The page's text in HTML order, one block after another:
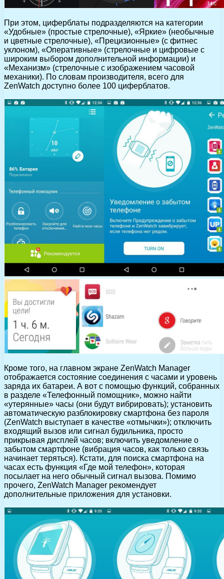
При этом, циферблаты подразделяются на категории
«Удобные» (простые стрелочные), «Яркие» (необычные
и цветные стрелочные), «Прецизионные» (с фитнес
уклоном), «Оперативные» (стрелочные и цифровые с
широким выбором дополнительной информации) и
«Механизм» (стрелочные с изображением часовой
механики). По словам производителя, всего для
ZenWatch доступно более 100 циферблатов.
Кроме того, на главном экране ZenWatch Manager
отображается состояние соединения с часами и уровень
заряда их батареи. А вот с помощью функций, собранных
в разделе «Телефонный помощник», можно найти
«утерянные» часы (они будут вибрировать); установить
автоматическую разблокировку смартфона без пароля
(ZenWatch выступает в качестве «отмычки»); отключить
входящий вызов или сигнал будильника, просто
прикрывая дисплей часов; включить уведомление о
забытом смартфоне (вибрация часов, как только связь
начинает теряться). Кстати, для поиска смартфона на
часах есть функция «Где мой телефон», которая
посылает на него обычный сигнал вызова. Помимо
прочего, ZenWatch Manager рекомендует
дополнительные приложения для установки.